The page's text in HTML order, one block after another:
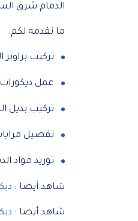
الدمام شرق
ما نقدمه لكم:
تركيب براويز
عمل
تركيب بديل
تفصيل
توريد مواد
شاهد أيضا :
شاهد أيضا :